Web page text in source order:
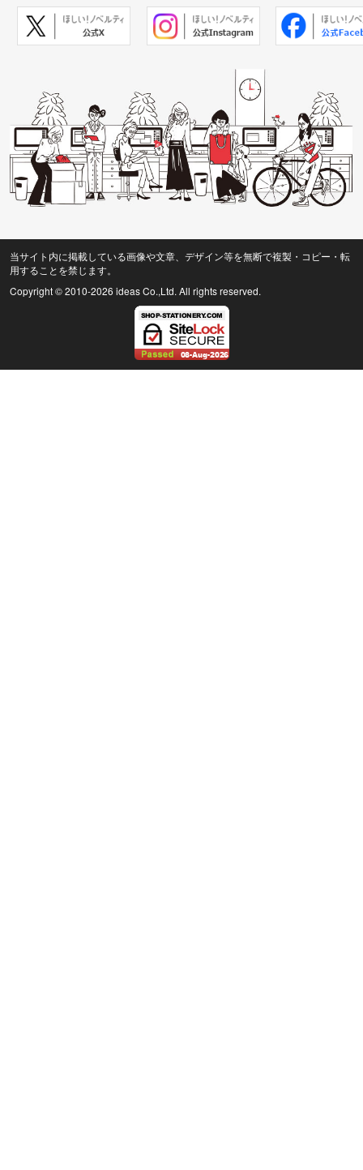
当サイト内に掲載している画像や文章、デザイン等を無断で複製・コピー・転
用することを禁じます。
Copyright © 2010-2026 ideas Co.,Ltd. All rights reserved.